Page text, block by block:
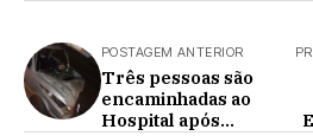
POSTAGEM ANTERIOR
Três pessoas são
encaminhadas ao
Hospital após